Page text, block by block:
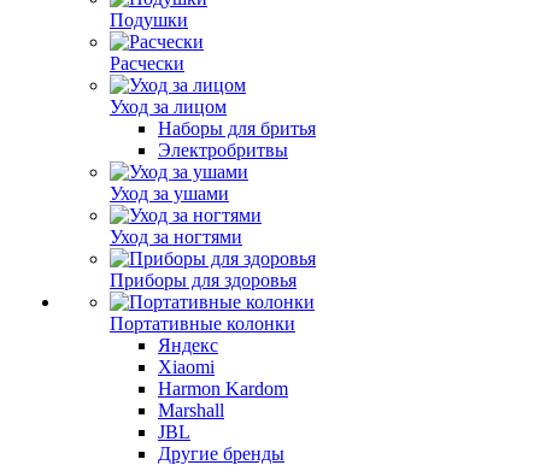
Подушки
Расчески
Уход за лицом
Наборы для бритья
Электробритвы
Уход за ушами
Уход за ногтями
Приборы для здоровья
Портативные колонки
Яндекс
Xiaomi
Harmon Kardom
Marshall
JBL
Другие бренды